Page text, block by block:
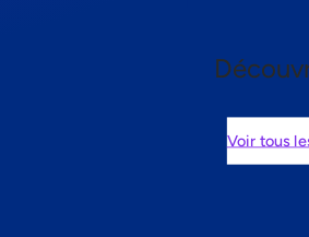
Voir tous